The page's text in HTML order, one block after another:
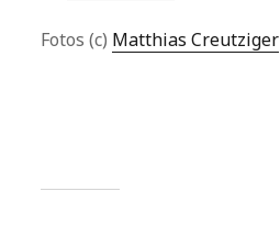
Fotos (c) Matthias Creutziger